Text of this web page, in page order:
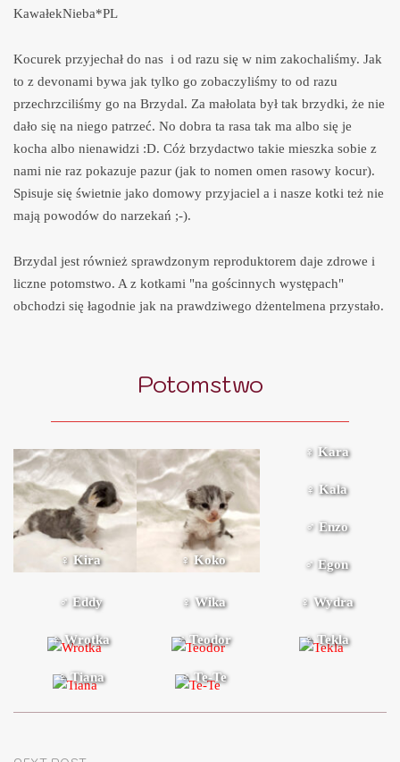
KawałekNieba*PL
Kocurek przyjechał do nas i od razu się w nim zakochaliśmy. Jak
to z devonami bywa jak tylko go zobaczyliśmy to od razu
przechrzciliśmy go na Brzydal. Za małolata był tak brzydki, że nie
dało się na niego patrzeć. No dobra ta rasa tak ma albo się je
kocha albo nienawidzi :D. Cóż brzydactwo takie mieszka sobie z
nami nie raz pokazuje pazur (jak to nomen omen rasowy kocur).
Spisuje się świetnie jako domowy przyjaciel a i nasze kotki też nie
mają powodów do narzekań ;-).
Brzydal jest również sprawdzonym reproduktorem daje zdrowe i
liczne potomstwo. A z kotkami "na gościnnych występach"
obchodzi się łagodnie jak na prawdziwego dżentelmena przystało.
Potomstwo
♀ Kira ♀ Koko
♀ Kara
♀ Kala
♂ Enzo
♂ Egon
♂ Eddy ♀ Wika ♀ Wydra
♀ Wrotka ♂ Teodor ♀ Tekla
♀ Tiana ♂ Te-Te